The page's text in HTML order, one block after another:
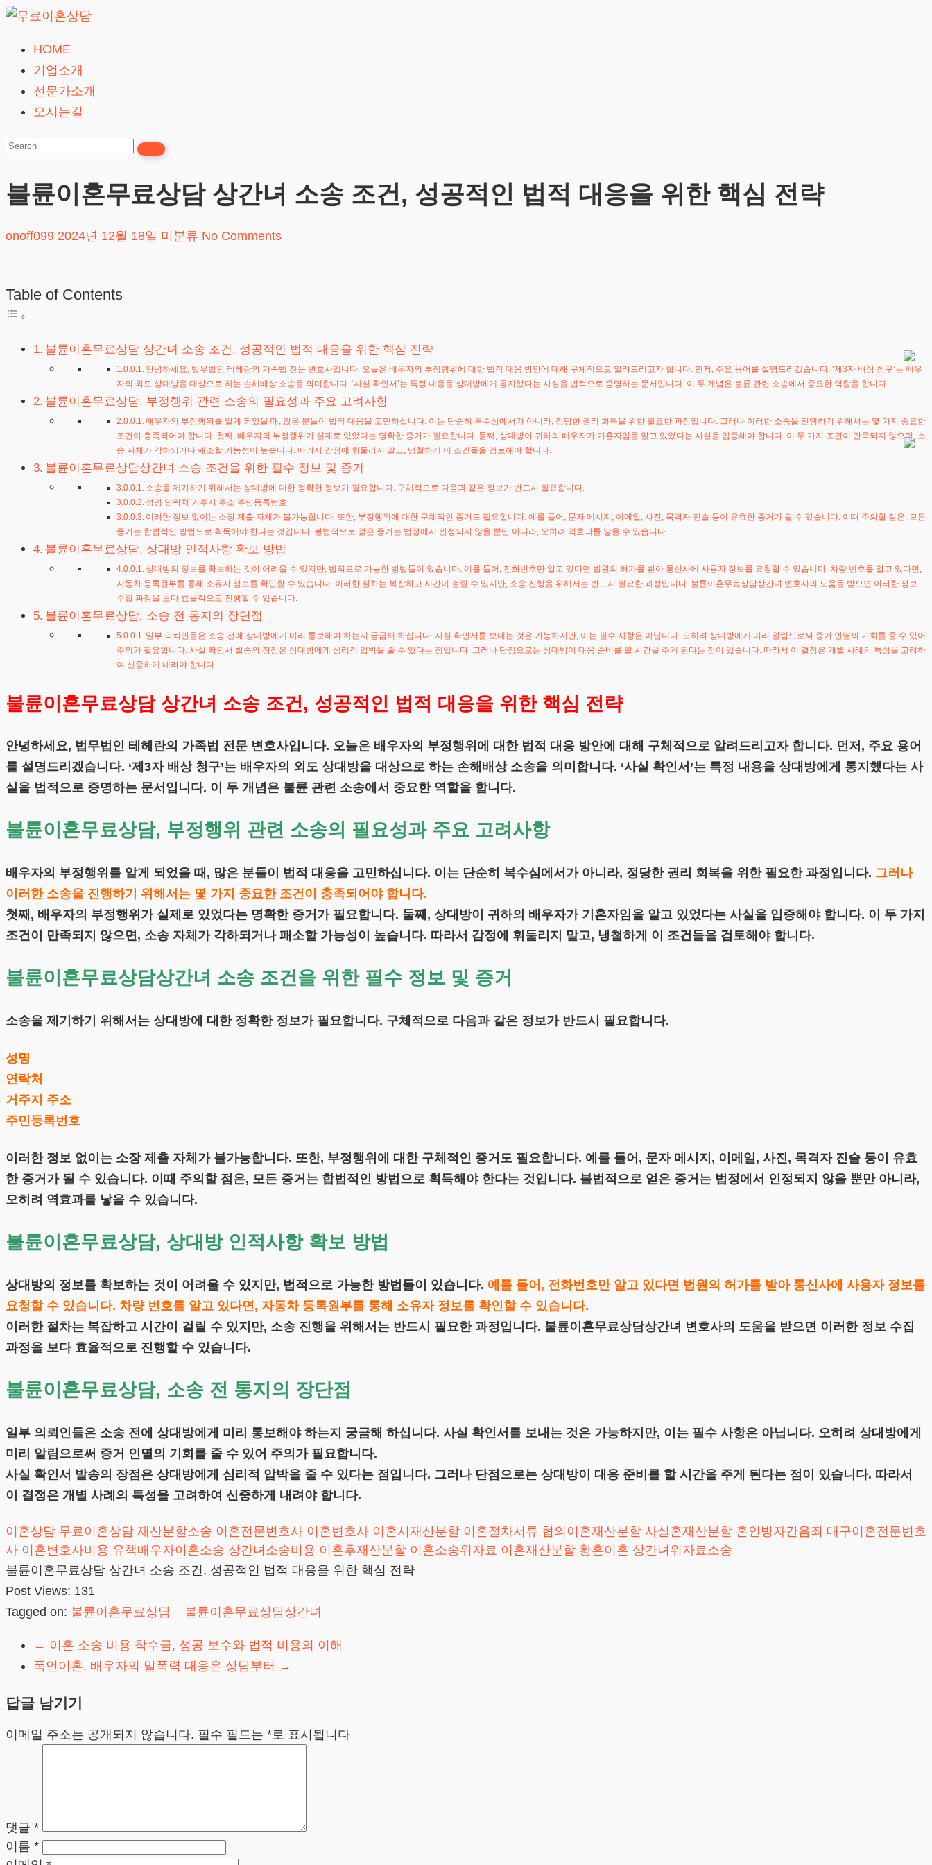
Skip
content
상
24시간365일
HOME
기업소개
전문가소개
오시는길
불륜이혼무료상담 상간녀 소송 조건, 성공적인 법적 대응을 위한 핵심 전략
onoff099 2024년 12월 18일 미분류 No Comments
Table of Contents
불륜이혼무료상담 상간녀 소송 조건, 성공적인 법적 대응을 위한 핵심 전략
안녕하세요, 법무법인 테헤란의 가족법 전문 변호사입니다. 오늘은 배우자의 부정행위에 대한 법적 대응 방안에 대해 구체적으로 알려드리고자 합니다. 먼저, 주요 용어를 설명드리겠습니다. ‘제3자 배상 청구’는 배우
자의 외도 상대방을 대상으로 하는 손해배상 소송을 의미합니다. ‘사실 확인서’는 특정 내용을 상대방에게 통지했다는 사실을 법적으로 증명하는 문서입니다. 이 두 개념은 불륜 관련 소송에서 중요한 역할을 합니다.
불륜이혼무료상담, 부정행위 관련 소송의 필요성과 주요 고려사항
배우자의 부정행위를 알게 되었을 때, 많은 분들이 법적 대응을 고민하십니다. 이는 단순히 복수심에서가 아니라, 정당한 권리 회복을 위한 필요한 과정입니다. 그러나 이러한 소송을 진행하기 위해서는 몇 가지 중요한
조건이 충족되어야 합니다. 첫째, 배우자의 부정행위가 실제로 있었다는 명확한 증거가 필요합니다. 둘째, 상대방이 귀하의 배우자가 기혼자임을 알고 있었다는 사실을 입증해야 합니다. 이 두 가지 조건이 만족되지 않으면, 소
송 자체가 각하되거나 패소할 가능성이 높습니다. 따라서 감정에 휘둘리지 말고, 냉철하게 이 조건들을 검토해야 합니다.
불륜이혼무료상담상간녀 소송 조건을 위한 필수 정보 및 증거
소송을 제기하기 위해서는 상대방에 대한 정확한 정보가 필요합니다. 구체적으로 다음과 같은 정보가 반드시 필요합니다.
성명 연락처 거주지 주소 주민등록번호
이러한 정보 없이는 소장 제출 자체가 불가능합니다. 또한, 부정행위에 대한 구체적인 증거도 필요합니다. 예를 들어, 문자 메시지, 이메일, 사진, 목격자 진술 등이 유효한 증거가 될 수 있습니다. 이때 주의할 점은, 모든
증거는 합법적인 방법으로 획득해야 한다는 것입니다. 불법적으로 얻은 증거는 법정에서 인정되지 않을 뿐만 아니라, 오히려 역효과를 낳을 수 있습니다.
불륜이혼무료상담, 상대방 인적사항 확보 방법
상대방의 정보를 확보하는 것이 어려울 수 있지만, 법적으로 가능한 방법들이 있습니다. 예를 들어, 전화번호만 알고 있다면 법원의 허가를 받아 통신사에 사용자 정보를 요청할 수 있습니다. 차량 번호를 알고 있다면,
자동차 등록원부를 통해 소유자 정보를 확인할 수 있습니다. 이러한 절차는 복잡하고 시간이 걸릴 수 있지만, 소송 진행을 위해서는 반드시 필요한 과정입니다. 불륜이혼무료상담상간녀 변호사의 도움을 받으면 이러한 정보
수집 과정을 보다 효율적으로 진행할 수 있습니다.
불륜이혼무료상담, 소송 전 통지의 장단점
일부 의뢰인들은 소송 전에 상대방에게 미리 통보해야 하는지 궁금해 하십니다. 사실 확인서를 보내는 것은 가능하지만, 이는 필수 사항은 아닙니다. 오히려 상대방에게 미리 알림으로써 증거 인멸의 기회를 줄 수 있어
주의가 필요합니다. 사실 확인서 발송의 장점은 상대방에게 심리적 압박을 줄 수 있다는 점입니다. 그러나 단점으로는 상대방이 대응 준비를 할 시간을 주게 된다는 점이 있습니다. 따라서 이 결정은 개별 사례의 특성을 고려하
여 신중하게 내려야 합니다.
불륜이혼무료상담 상간녀 소송 조건, 성공적인 법적 대응을 위한 핵심 전략
안녕하세요, 법무법인 테헤란의 가족법 전문 변호사입니다. 오늘은 배우자의 부정행위에 대한 법적 대응 방안에 대해 구체적으로 알려드리고자 합니다. 먼저, 주요 용어
를 설명드리겠습니다. ‘제3자 배상 청구’는 배우자의 외도 상대방을 대상으로 하는 손해배상 소송을 의미합니다. ‘사실 확인서’는 특정 내용을 상대방에게 통지했다는 사
실을 법적으로 증명하는 문서입니다. 이 두 개념은 불륜 관련 소송에서 중요한 역할을 합니다.
불륜이혼무료상담, 부정행위 관련 소송의 필요성과 주요 고려사항
배우자의 부정행위를 알게 되었을 때, 많은 분들이 법적 대응을 고민하십니다. 이는 단순히 복수심에서가 아니라, 정당한 권리 회복을 위한 필요한 과정입니다. 그러나
이러한 소송을 진행하기 위해서는 몇 가지 중요한 조건이 충족되어야 합니다.
첫째, 배우자의 부정행위가 실제로 있었다는 명확한 증거가 필요합니다. 둘째, 상대방이 귀하의 배우자가 기혼자임을 알고 있었다는 사실을 입증해야 합니다. 이 두 가지
조건이 만족되지 않으면, 소송 자체가 각하되거나 패소할 가능성이 높습니다. 따라서 감정에 휘둘리지 말고, 냉철하게 이 조건들을 검토해야 합니다.
불륜이혼무료상담상간녀 소송 조건을 위한 필수 정보 및 증거
소송을 제기하기 위해서는 상대방에 대한 정확한 정보가 필요합니다. 구체적으로 다음과 같은 정보가 반드시 필요합니다.
성명
연락처
거주지 주소
주민등록번호
이러한 정보 없이는 소장 제출 자체가 불가능합니다. 또한, 부정행위에 대한 구체적인 증거도 필요합니다. 예를 들어, 문자 메시지, 이메일, 사진, 목격자 진술 등이 유효
한 증거가 될 수 있습니다. 이때 주의할 점은, 모든 증거는 합법적인 방법으로 획득해야 한다는 것입니다. 불법적으로 얻은 증거는 법정에서 인정되지 않을 뿐만 아니라,
오히려 역효과를 낳을 수 있습니다.
불륜이혼무료상담, 상대방 인적사항 확보 방법
상대방의 정보를 확보하는 것이 어려울 수 있지만, 법적으로 가능한 방법들이 있습니다. 예를 들어, 전화번호만 알고 있다면 법원의 허가를 받아 통신사에 사용자 정보를
요청할 수 있습니다. 차량 번호를 알고 있다면, 자동차 등록원부를 통해 소유자 정보를 확인할 수 있습니다.
이러한 절차는 복잡하고 시간이 걸릴 수 있지만, 소송 진행을 위해서는 반드시 필요한 과정입니다. 불륜이혼무료상담상간녀 변호사의 도움을 받으면 이러한 정보 수집
과정을 보다 효율적으로 진행할 수 있습니다.
불륜이혼무료상담, 소송 전 통지의 장단점
일부 의뢰인들은 소송 전에 상대방에게 미리 통보해야 하는지 궁금해 하십니다. 사실 확인서를 보내는 것은 가능하지만, 이는 필수 사항은 아닙니다. 오히려 상대방에게
미리 알림으로써 증거 인멸의 기회를 줄 수 있어 주의가 필요합니다.
사실 확인서 발송의 장점은 상대방에게 심리적 압박을 줄 수 있다는 점입니다. 그러나 단점으로는 상대방이 대응 준비를 할 시간을 주게 된다는 점이 있습니다. 따라서
이 결정은 개별 사례의 특성을 고려하여 신중하게 내려야 합니다.
이혼상담 무료이혼상담 재산분할소송 이혼전문변호사 이혼변호사 이혼시재산분할 이혼절차서류 협의이혼재산분할 사실혼재산분할 혼인빙자간음죄 대구이혼전문변호
사 이혼변호사비용 유책배우자이혼소송 상간녀소송비용 이혼후재산분할 이혼소송위자료 이혼재산분할 황혼이혼 상간녀위자료소송
불륜이혼무료상담 상간녀 소송 조건, 성공적인 법적 대응을 위한 핵심 전략
Post Views: 131
Tagged on: 불륜이혼무료상담 불륜이혼무료상담상간녀
← 이혼 소송 비용 착수금, 성공 보수와 법적 비용의 이해
폭언이혼, 배우자의 말폭력 대응은 상담부터 →
답글 남기기
이메일 주소는 공개되지 않습니다. 필수 필드는 *로 표시됩니다
댓글 *
이름 *